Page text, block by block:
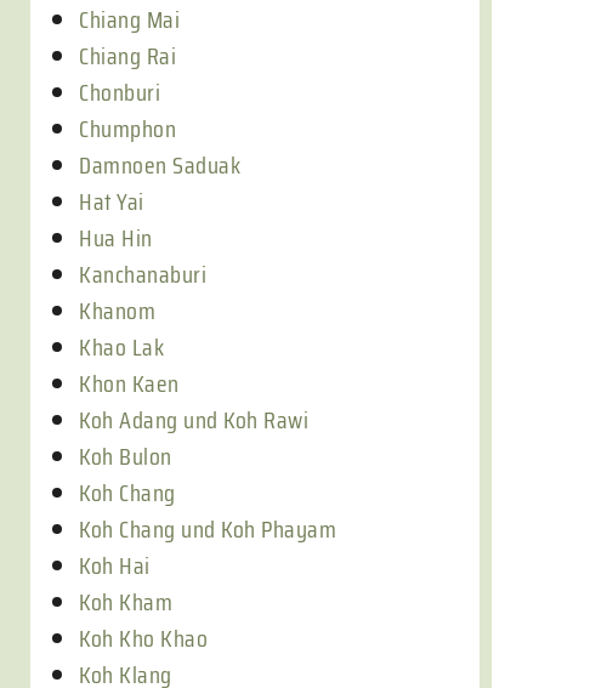
Chiang Mai
Chiang Rai
Chonburi
Chumphon
Damnoen Saduak
Hat Yai
Hua Hin
Kanchanaburi
Khanom
Khao Lak
Khon Kaen
Koh Adang und Koh Rawi
Koh Bulon
Koh Chang
Koh Chang und Koh Phayam
Koh Hai
Koh Kham
Koh Kho Khao
Koh Klang